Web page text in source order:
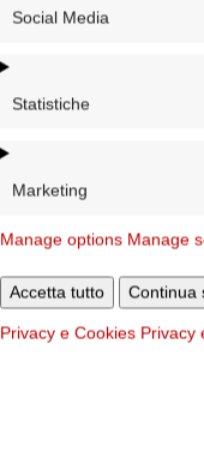
Social Media
Statistiche
Marketing
Manage options Manage
Accetta tutto Continua
Privacy e Cookies Privacy